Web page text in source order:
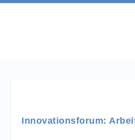
Innovationsforum: